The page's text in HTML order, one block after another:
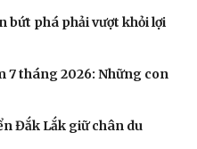
giá trị văn hóa thành
sắc giành 8 HCV tại cuộc